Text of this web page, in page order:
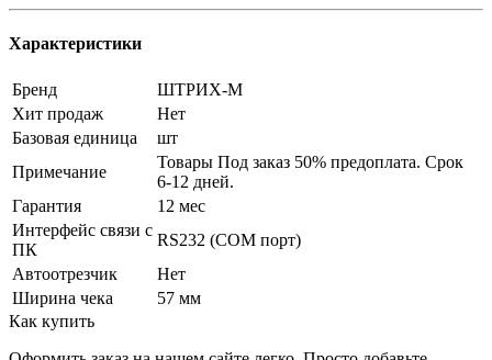
Характеристики
Бренд
ШТРИХ-М
Хит продаж
Нет
Базовая единица
шт
Примечание
Товары Под заказ 50% предоплата. Срок
6-12 дней.
Гарантия
12 мес
Интерфейс связи с
ПК
RS232 (COM порт)
Автоотрезчик
Нет
Ширина чека
57 мм
Как купить